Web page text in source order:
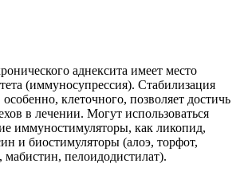
аднексита имеет место
(иммуносупрессия). Стабилизация
клеточного, позволяет достичь
в лечении. Могут использоваться
иммуностимуляторы, как ликопид,
и биостимуляторы (алоэ, торфот,
мабистин, пелоидодистилат).